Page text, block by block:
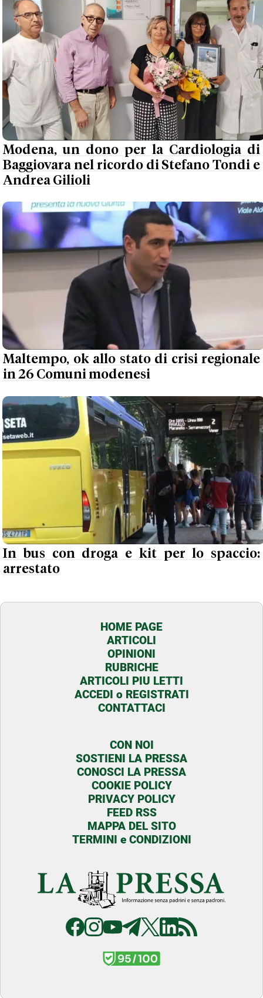
Modena, un dono per la Cardiologia di
Baggiovara nel ricordo di Stefano Tondi e
Andrea Gilioli
Maltempo, ok allo stato di crisi regionale
in 26 Comuni modenesi
In bus con droga e kit per lo spaccio:
arrestato
HOME PAGE
ARTICOLI
OPINIONI
RUBRICHE
ARTICOLI PIU LETTI
ACCEDI o REGISTRATI
CONTATTACI
CON NOI
SOSTIENI LA PRESSA
CONOSCI LA PRESSA
COOKIE POLICY
PRIVACY POLICY
FEED RSS
MAPPA DEL SITO
TERMINI e CONDIZIONI